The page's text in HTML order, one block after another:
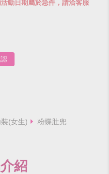
動日期屬於急件，請洽客服
(女生) 粉蝶肚兜
紹